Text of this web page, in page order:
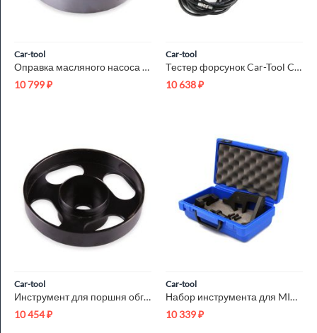
Car-tool
Оправка масляного насоса АКПП A4AF3 Car-Tool CT-R037
10 799₽
Car-tool
Тестер форсунок Car-Tool CT-Z023
10 638₽
Car-tool
Инструмент для поршня обгонной муфты CD4E Car-Tool CT-R031
10 454₽
Car-tool
Набор инструмента для MINI N12 Car-Tool CT-B1300
10 339₽